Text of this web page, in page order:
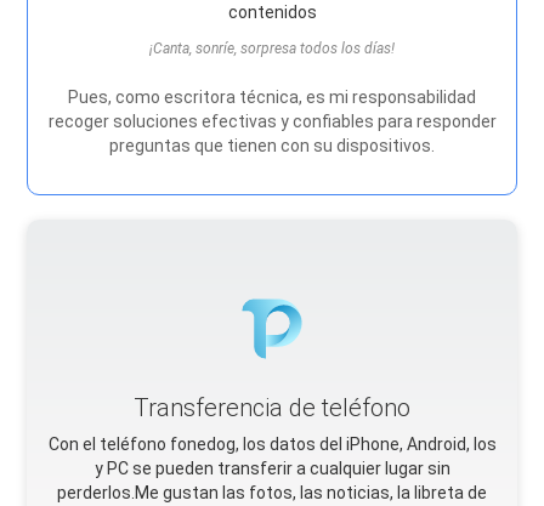
contenidos
¡Canta, sonríe, sorpresa todos los días!
Pues, como escritora técnica, es mi responsabilidad
recoger soluciones efectivas y confiables para responder
preguntas que tienen con su dispositivos.
Transferencia de teléfono
Con el teléfono fonedog, los datos del iPhone, Android, Ios
y PC se pueden transferir a cualquier lugar sin
perderlos.Me gustan las fotos, las noticias, la libreta de